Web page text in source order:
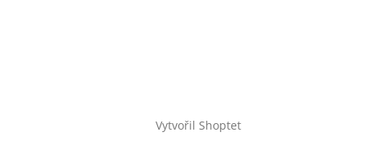
Vytvořil Shoptet